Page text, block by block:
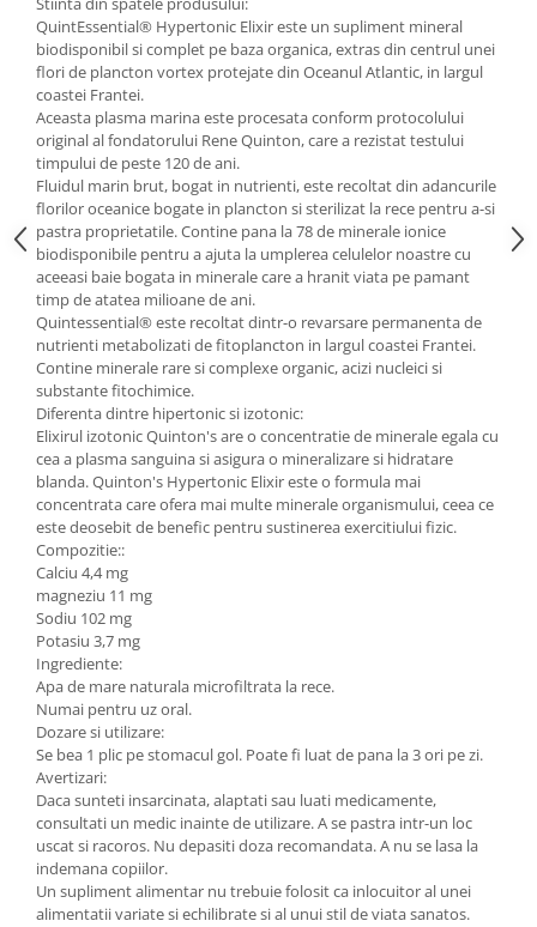
QuintEssential® Hypertonic Elixir este un supliment mineral
biodisponibil si complet pe baza organica, extras din centrul unei
flori de plancton vortex protejate din Oceanul Atlantic, in largul
coastei Frantei.
Aceasta plasma marina este procesata conform protocolului
original al fondatorului Rene Quinton, care a rezistat testului
timpului de peste 120 de ani.
Fluidul marin brut, bogat in nutrienti, este recoltat din adancurile
florilor oceanice bogate in plancton si sterilizat la rece pentru a-si
pastra proprietatile. Contine pana la 78 de minerale ionice
biodisponibile pentru a ajuta la umplerea celulelor noastre cu
aceeasi baie bogata in minerale care a hranit viata pe pamant
timp de atatea milioane de ani.
Quintessential® este recoltat dintr-o revarsare permanenta de
nutrienti metabolizati de fitoplancton in largul coastei Frantei.
Contine minerale rare si complexe organic, acizi nucleici si
substante fitochimice.
Diferenta dintre hipertonic si izotonic:
Elixirul izotonic Quinton's are o concentratie de minerale egala cu
cea a plasma sanguina si asigura o mineralizare si hidratare
blanda. Quinton's Hypertonic Elixir este o formula mai
concentrata care ofera mai multe minerale organismului, ceea ce
este deosebit de benefic pentru sustinerea exercitiului fizic.
Compozitie::
Calciu 4,4 mg
magneziu 11 mg
Sodiu 102 mg
Potasiu 3,7 mg
Ingrediente:
Apa de mare naturala microfiltrata la rece.
Numai pentru uz oral.
Dozare si utilizare:
Se bea 1 plic pe stomacul gol. Poate fi luat de pana la 3 ori pe zi.
Avertizari:
Daca sunteti insarcinata, alaptati sau luati medicamente,
consultati un medic inainte de utilizare. A se pastra intr-un loc
uscat si racoros. Nu depasiti doza recomandata. A nu se lasa la
indemana copiilor.
Un supliment alimentar nu trebuie folosit ca inlocuitor al unei
alimentatii variate si echilibrate si al unui stil de viata sanatos.